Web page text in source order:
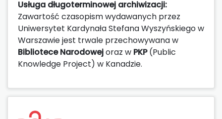
Usługa długoterminowej archiwizacji:
Zawartość czasopism wydawanych przez
Uniwersytet Kardynała Stefana Wyszyńskiego w
Warszawie jest trwale przechowywana w
Bibliotece Narodowejoraz w PKP(Public
Knowledge Project) w Kanadzie.